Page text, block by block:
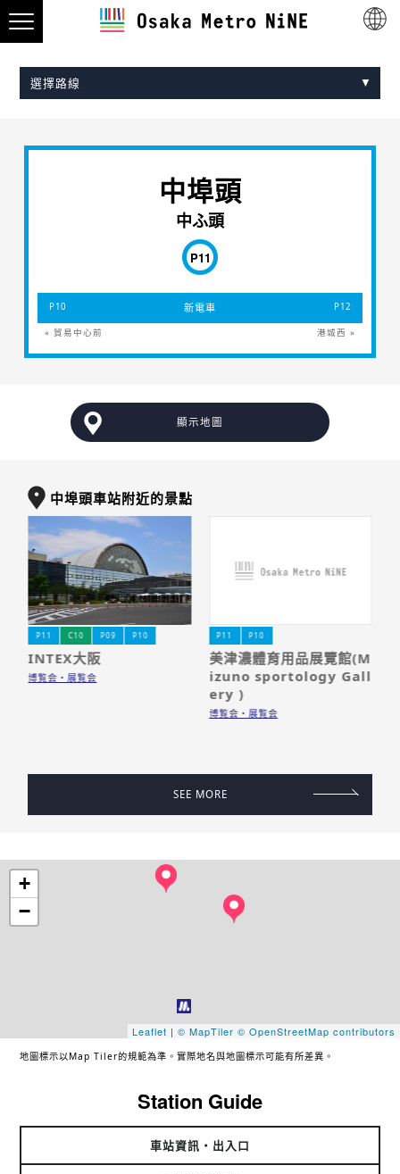
選擇路線
中埠頭
中ふ頭
P11
P10 新電車 P12
« 貿易中心前 港城西 »
顯示地圖
中埠頭車站附近的景點
P11 C10 P09 P10
INTEX大阪
博覧会・展覧会
P11 P10
美津濃體育用品展覽館(M
izuno sportology Gall
ery )
博覧会・展覧会
SEE MORE
+
−
Leaflet | © MapTiler © OpenStreetMap contributors
地圖標示以Map Tiler的規範為準。實際地名與地圖標示可能有所差異。
Station Guide
車站資訊・出入口